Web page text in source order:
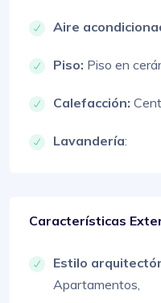
Aire
Piso: Piso en
Calefacción:
Lavandería:
Características
Estilo
Apartamentos,